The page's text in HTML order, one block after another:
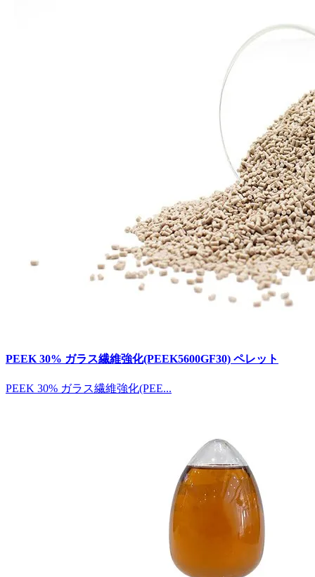
PEEK 30% ガラス繊維強化(PEEK5600GF30) ペレット
PEEK 30% ガラス繊維強化(PEE...